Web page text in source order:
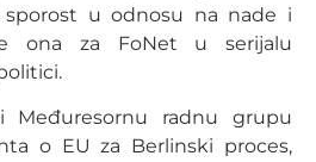
sporost u odnosu na nade i
ona za FoNet u serijalu
Međuresornu radnu grupu
o EU za Berlinski proces,